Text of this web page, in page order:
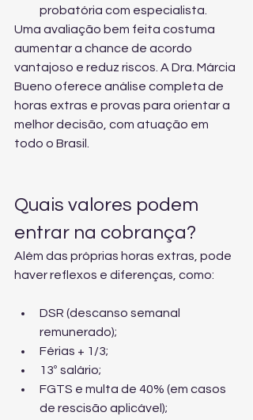
probatória com especialista.
Uma avaliação bem feita costuma
aumentar a chance de acordo
vantajoso e reduz riscos. A Dra. Márcia
Bueno oferece análise completa de
horas extras e provas para orientar a
melhor decisão, com atuação em
todo o Brasil.
Quais valores podem
entrar na cobrança?
Além das próprias horas extras, pode
haver reflexos e diferenças, como:
DSR (descanso semanal
remunerado);
Férias + 1/3;
13º salário;
FGTS e multa de 40% (em casos
de rescisão aplicável);